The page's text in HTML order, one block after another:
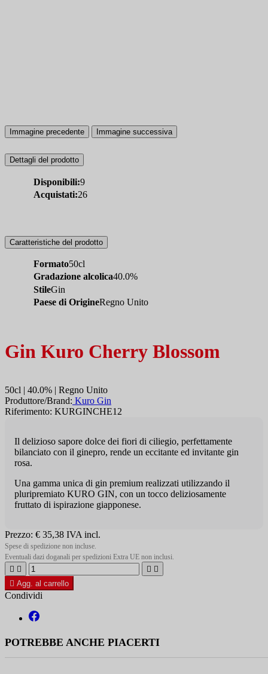
Immagine precedente Immagine successiva
Dettagli del prodotto
Disponibili:9
Acquistati:26
Caratteristiche del prodotto
Formato50cl
Gradazione alcolica40.0%
StileGin
Paese di OrigineRegno Unito
Gin Kuro Cherry Blossom
50cl | 40.0% | Regno Unito
Produttore/Brand: Kuro Gin
Riferimento: KURGINCHE12
Il delizioso sapore dolce dei fiori di ciliegio, perfettamente
bilanciato con il ginepro, rende un eccitante ed invitante gin
rosa.
Una gamma unica di gin premium realizzati utilizzando il
pluripremiato KURO GIN, con un tocco deliziosamente
fruttato di ispirazione giapponese.
Prezzo: € 35,38 IVA incl.
Spese di spedizione non incluse.
Eventuali dazi doganali per spedizioni Extra UE non inclusi.
   
 Agg. al carrello
Condividi
POTREBBE ANCHE PIACERTI